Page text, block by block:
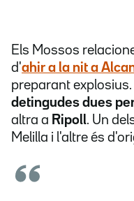
Els Mossos
d'ahir a la nit a
preparant
detingudes dues
altra a Ripoll. Un
Melilla i l'altre és